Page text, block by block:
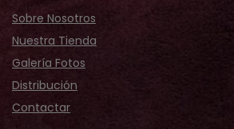
Sobre Nosotros
Nuestra Tienda
Galería Fotos
Distribución
Contactar